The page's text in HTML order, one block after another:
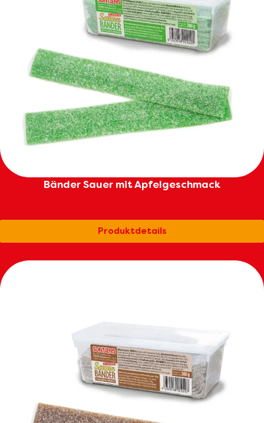
Bänder Sauer mit Apfelgeschmack
Produktdetails